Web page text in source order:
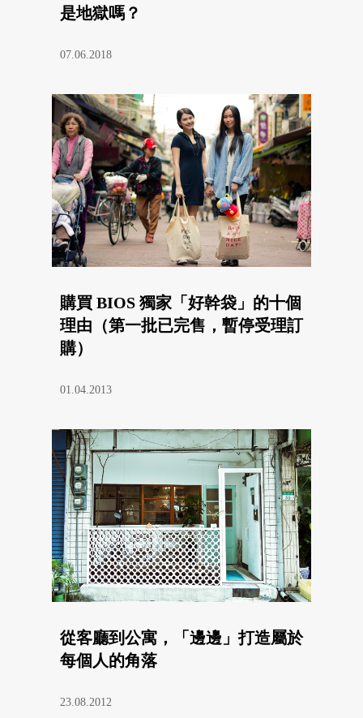
是地獄嗎？
07.06.2018
購買 BIOS 獨家「好幹袋」的十個
理由（第一批已完售，暫停受理訂
購）
01.04.2013
從客廳到公寓，「邊邊」打造屬於
每個人的角落
23.08.2012